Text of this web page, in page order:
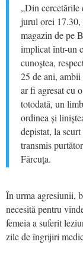
„Din cercetările
jurul orei 17.30,
magazin de pe
implicat într-un
cunoștea,
25 de ani,
ar fi agresat cu
totodată, un
ordinea și
depistat, la
transmis
Fărcuța.
În urma agresiunii,
necesită pentru
femeia a suferit
zile de îngrijiri